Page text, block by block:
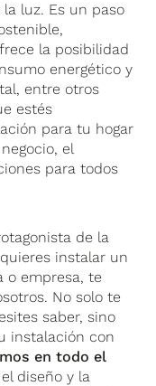
luz. Es un paso
la posibilidad
energético y
entre otros
estés
para tu hogar
el
para todos
de la
instalar un
o empresa, te
No solo te
saber, sino
instalación con
en todo el
diseño y la